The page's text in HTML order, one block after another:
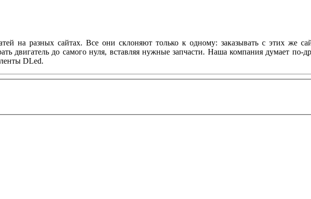
на разных сайтах. Все они склоняют только к одному: заказывать с этих же
двигатель до самого нуля, вставляя нужные запчасти. Наша компания думает по-
DLed.